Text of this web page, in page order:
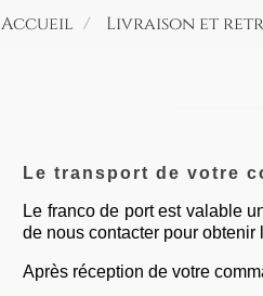
Accueil Livraison et
Le transport de votre
Le franco de port est valable
de nous contacter pour obtenir
Après réception de votre